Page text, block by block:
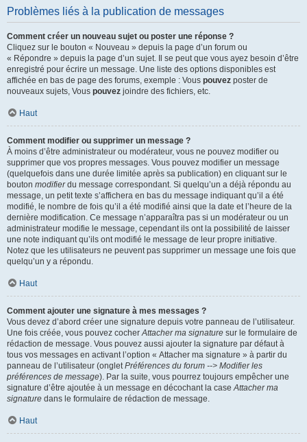
Problèmes liés à la publication de messages
Comment créer un nouveau sujet ou poster une réponse ?
Cliquez sur le bouton « Nouveau » depuis la page d’un forum ou
« Répondre » depuis la page d’un sujet. Il se peut que vous ayez besoin d’être
enregistré pour écrire un message. Une liste des options disponibles est
affichée en bas de page des forums, exemple : Vous pouvez poster de
nouveaux sujets, Vous pouvez joindre des fichiers, etc.
Haut
Comment modifier ou supprimer un message ?
À moins d’être administrateur ou modérateur, vous ne pouvez modifier ou
supprimer que vos propres messages. Vous pouvez modifier un message
(quelquefois dans une durée limitée après sa publication) en cliquant sur le
bouton modifierdu message correspondant. Si quelqu’un a déjà répondu au
message, un petit texte s’affichera en bas du message indiquant qu’il a été
modifié, le nombre de fois qu’il a été modifié ainsi que la date et l’heure de la
dernière modification. Ce message n’apparaîtra pas si un modérateur ou un
administrateur modifie le message, cependant ils ont la possibilité de laisser
une note indiquant qu’ils ont modifié le message de leur propre initiative.
Notez que les utilisateurs ne peuvent pas supprimer un message une fois que
quelqu’un y a répondu.
Haut
Comment ajouter une signature à mes messages ?
Vous devez d’abord créer une signature depuis votre panneau de l’utilisateur.
Une fois créée, vous pouvez cocherAttacher ma signature sur le formulaire de
rédaction de message. Vous pouvez aussi ajouter la signature par défaut à
tous vos messages en activant l’option « Attacher ma signature » à partir du
panneau de l’utilisateur (ongletPréférences du forum --> Modifier les
préférences de message). Par la suite, vous pourrez toujours empêcher une
signature d’être ajoutée à un message en décochant la caseAttacher ma
signature dans le formulaire de rédaction de message.
Haut